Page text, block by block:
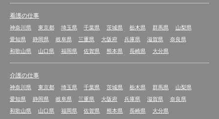
看護の仕事
神奈川県 東京都 埼玉県 千葉県 茨城県 栃木県 群馬県
山梨県
愛知県
静岡県 岐阜県 三重県 大阪府 兵庫県 滋賀県
奈良県
和歌山県
山口県 福岡県 佐賀県 熊本県 長崎県 大分県
介護の仕事
神奈川県 東京都 埼玉県 千葉県 茨城県 栃木県 群馬県
山梨県
愛知県
静岡県 岐阜県 三重県 大阪府 兵庫県 滋賀県
奈良県
和歌山県
山口県 福岡県 佐賀県 熊本県 長崎県 大分県